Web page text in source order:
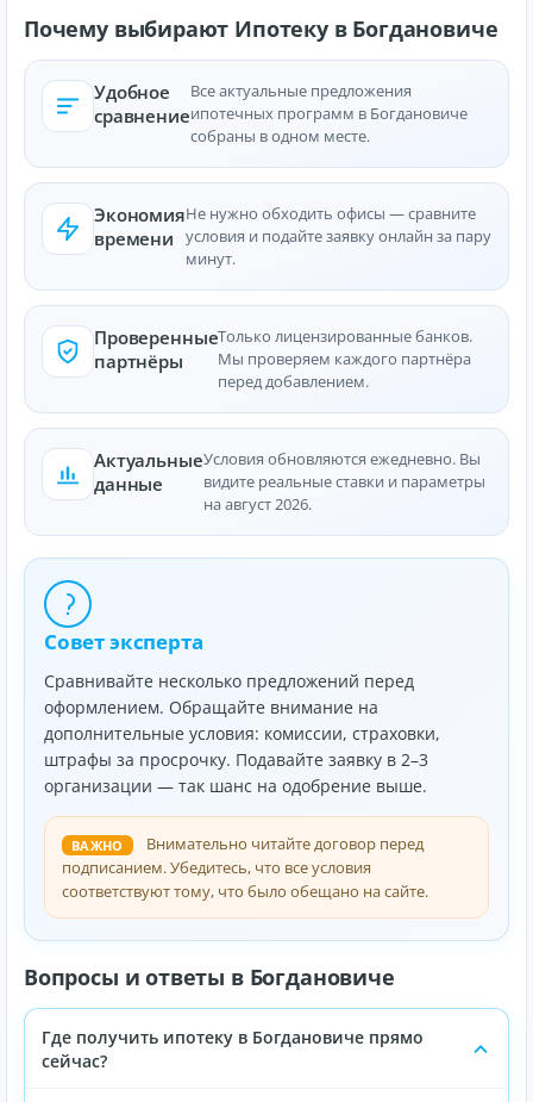
Почему выбирают Ипотеку в Богдановиче
Удобное
сравнение
Все актуальные предложения
ипотечных программ в Богдановиче
собраны в одном месте.
Экономия
времени
Не нужно обходить офисы — сравните
условия и подайте заявку онлайн за пару
минут.
Проверенные
партнёры
Только лицензированные банков.
Мы проверяем каждого партнёра
перед добавлением.
Актуальные
данные
Условия обновляются ежедневно. Вы
видите реальные ставки и параметры
на август 2026.
Совет эксперта
Сравнивайте несколько предложений перед
оформлением. Обращайте внимание на
дополнительные условия: комиссии, страховки,
штрафы за просрочку. Подавайте заявку в 2–3
организации — так шанс на одобрение выше.
ВАЖНО
Внимательно читайте договор перед
подписанием. Убедитесь, что все условия
соответствуют тому, что было обещано на сайте.
Вопросы и ответы в Богдановиче
Где получить ипотеку в Богдановиче прямо
сейчас?